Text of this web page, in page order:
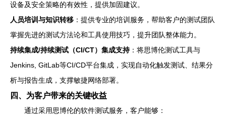
设备及安全策略的有效性，提供加固建议。
人员培训与知识转移 ：提供专业的培训服务，帮助客户的测试团队
掌握先进的测试方法论和工具使用技巧，提升团队整体能力。
持续集成/持续测试（CI/CT）集成支持：将思博伦测试工具与
Jenkins, GitLab等CI/CD平台集成，实现自动化触发测试、结果分
析与报告生成，支撑敏捷网络部署。
四、为客户带来的关键收益
通过采用思博伦的软件测试服务，客户能够：